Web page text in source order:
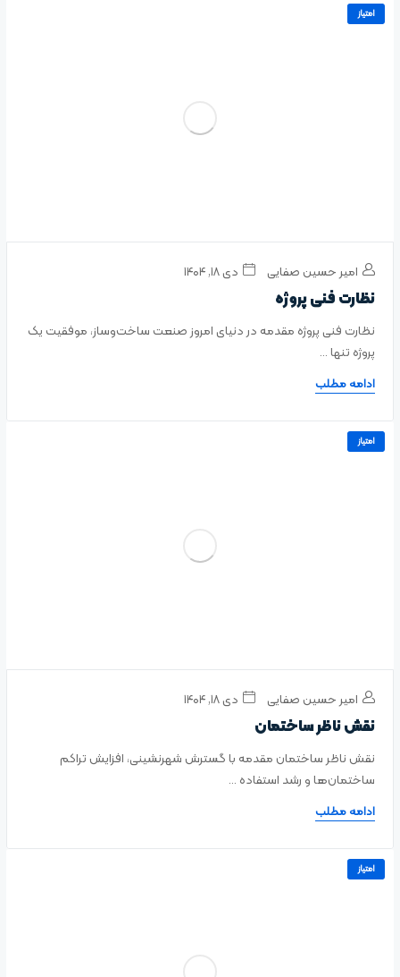
امتیاز
امیر حسین صفایی دی ۱۸, ۱۴۰۴
نظارت فنی پروژه
نظارت فنی پروژه مقدمه در دنیای امروز صنعت ساخت‌وساز، موفقیت یک
پروژه تنها ...
ادامه مطلب
امتیاز
امیر حسین صفایی دی ۱۸, ۱۴۰۴
نقش ناظر ساختمان
نقش ناظر ساختمان مقدمه با گسترش شهرنشینی، افزایش تراکم
ساختمان‌ها و رشد استفاده ...
ادامه مطلب
امتیاز